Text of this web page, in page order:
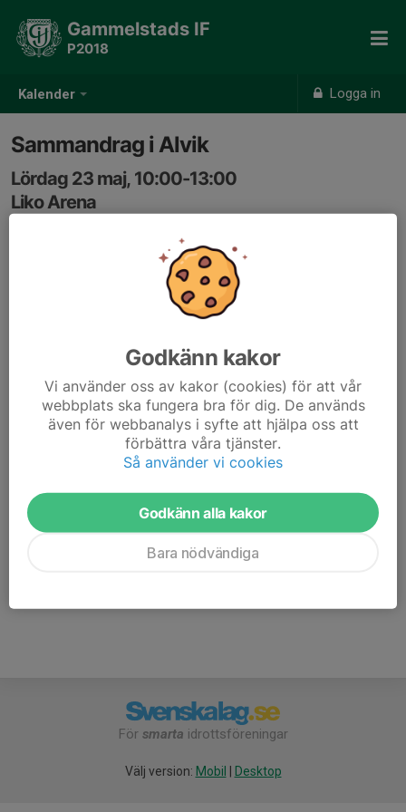
Kalender Logga in
Gammelstads IF
P2018
Sammandrag i Alvik
Lördag 23 maj, 10:00-13:00
Liko Arena
Samling: 09:30, Liko Arena huvudarenan stora
Årets första sammandrag går av stapeln lördag den 23
maj på Liko Arena Danelvägen 17. Samling 30 min innan
Matcher:
Alviks IK 1 plan 1 kl 10:00-10:35
Alviks IK 2 plan 2 kl 11:30-12:05
IFK Luleå plan 2 kl 12:15-12:50
Speltid 2 x 15 min
mackor, hamburgare mm till försäljning.
För smarta idrottsföreningar
Välj version: Mobil Desktop
Godkänn kakor
Vi använder oss av kakor (cookies) för att vår
webbplats ska fungera bra för dig. De används
även för webbanalys i syfte att hjälpa oss att
förbättra våra tjänster.
Så använder vi cookies
Godkänn alla kakor
Bara nödvändiga